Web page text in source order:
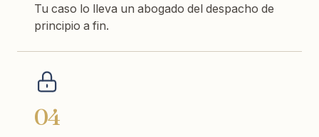
Tu caso lo lleva un abogado del despacho de
principio a fin.
04